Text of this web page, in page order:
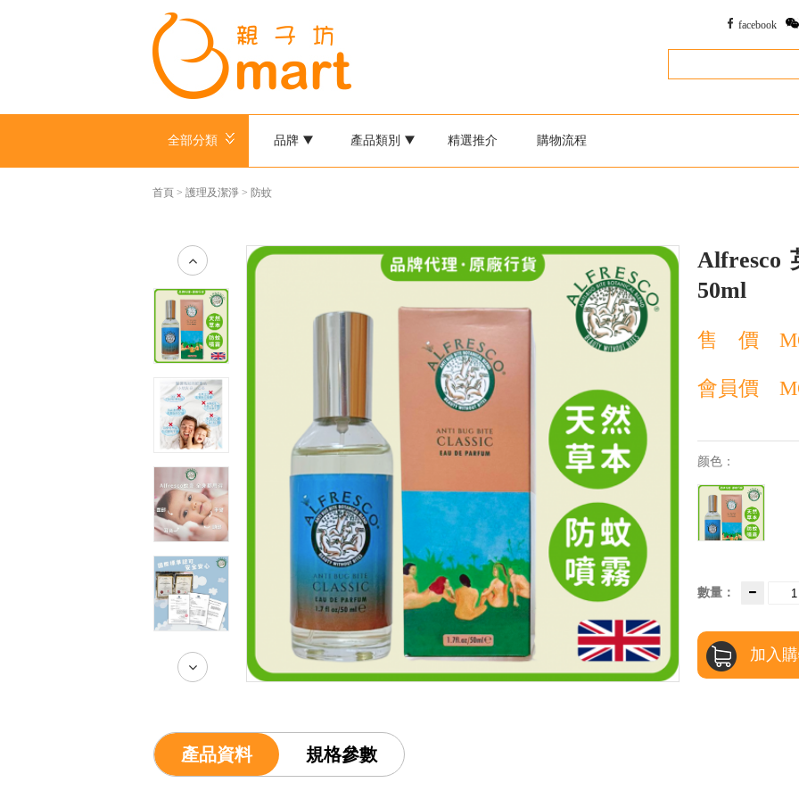
facebook
全部分類 品牌 產品類別 精選推介 購物流程
首頁 > 護理及潔淨 > 防蚊
Alfresco
50ml
售 價
會員價
颜色：
數量：
加入
產品資料 規格參數